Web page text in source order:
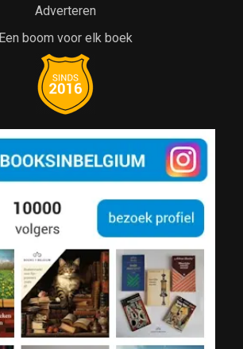
Adverteren
Een boom voor elk boek